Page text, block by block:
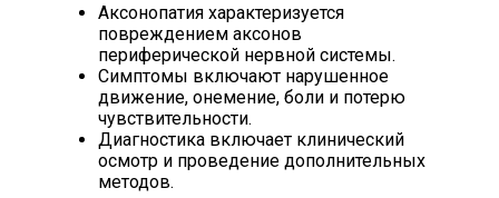
Аксонопатия характеризуется
повреждением аксонов
периферической нервной системы.
Симптомы включают нарушенное
движение, онемение, боли и потерю
чувствительности.
Диагностика включает клинический
осмотр и проведение дополнительных
методов.